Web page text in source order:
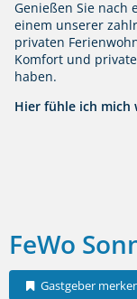
Genießen Sie nach
einem unserer
privaten
Komfort und
haben.
Hier fühle ich mich
FeWo
Gastgeber